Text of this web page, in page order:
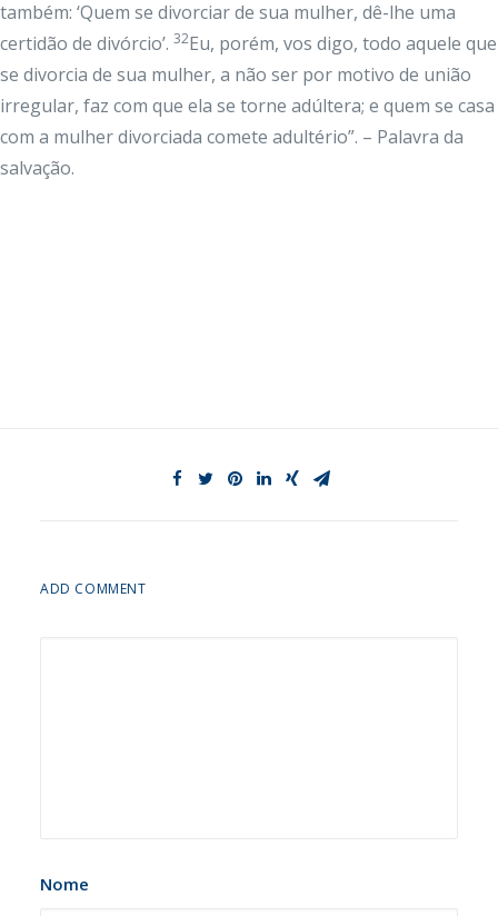
também: ‘Quem se divorciar de sua mulher, dê-lhe uma
certidão de divórcio’. 32Eu, porém, vos digo, todo aquele que
se divorcia de sua mulher, a não ser por motivo de união
irregular, faz com que ela se torne adúltera; e quem se casa
com a mulher divorciada comete adultério”. – Palavra da
salvação.
ADD COMMENT
Nome